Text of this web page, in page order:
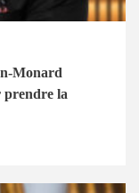
Monard
prendre la